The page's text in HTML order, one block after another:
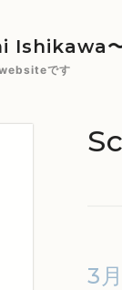
Ishikawa
websiteです
3